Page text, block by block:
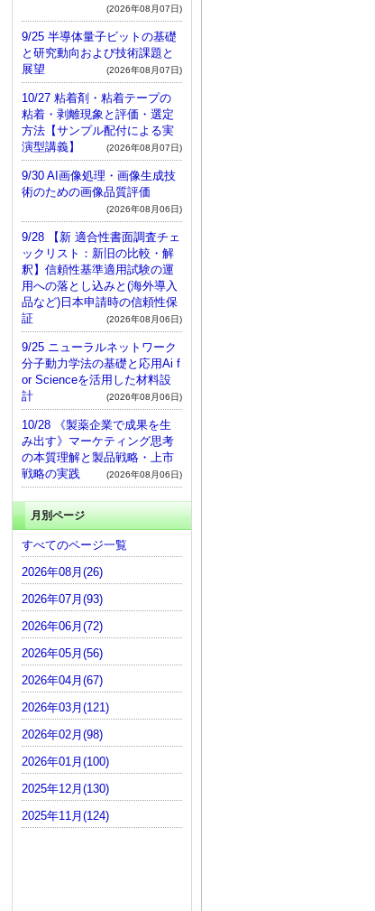
(2026年08月07日)
9/25 半導体量子ビットの基礎
と研究動向および技術課題と
展望
(2026年08月07日)
10/27 粘着剤・粘着テープの
粘着・剥離現象と評価・選定
方法【サンプル配付による実
演型講義】
(2026年08月07日)
9/30 AI画像処理・画像生成技
術のための画像品質評価
(2026年08月06日)
9/28 【新 適合性書面調査チェ
ックリスト：新旧の比較・解
釈】信頼性基準適用試験の運
用への落とし込みと(海外導入
品など)日本申請時の信頼性保
証
(2026年08月06日)
9/25 ニューラルネットワーク
分子動力学法の基礎と応用Ai f
or Scienceを活用した材料設
計
(2026年08月06日)
10/28 《製薬企業で成果を生
み出す》マーケティング思考
の本質理解と製品戦略・上市
戦略の実践
(2026年08月06日)
月別ページ
すべてのページ一覧
2026年08月(26)
2026年07月(93)
2026年06月(72)
2026年05月(56)
2026年04月(67)
2026年03月(121)
2026年02月(98)
2026年01月(100)
2025年12月(130)
2025年11月(124)